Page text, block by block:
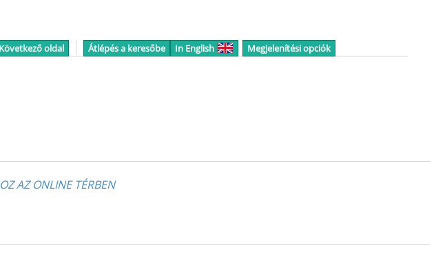
Következő oldal Átlépés a keresőbe In English Megjelenítési opciók
AZ ONLINE TÉRBEN